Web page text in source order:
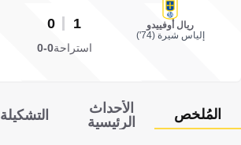
ريال أوفييدو
إلياس شيرة (74')
1
0
استراحة0-0
المُلخص
الأحداث
الرئيسية
التشكيلة